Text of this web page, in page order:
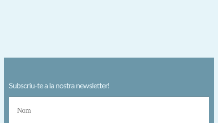
Subscriu-te a la nostra newsletter!